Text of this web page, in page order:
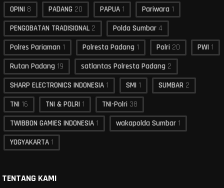
OPINI 8 PADANG 20 PAPUA 1 Pariwara 1
PENGOBATAN TRADISIONAL 2 Polda Sumbar 4
Polres Pariaman 1 Polresta Padang 1 Polri 20 PWI 1
Rutan Padang 19 satlantas Polresta Padang 2
SHARP ELECTRONICS INDONESIA 1 SMI 1 SUMBAR 2
TNI 16 TNI & POLRI 1 TNI-Polri 38
TWIBBON GAMIES INDONESIA 1 wakapolda Sumbar 1
YOGYAKARTA 1
TENTANG KAMI